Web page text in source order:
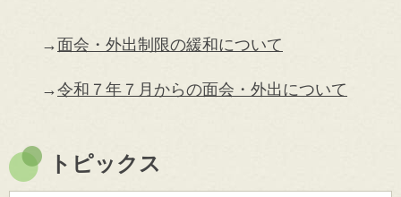
→ 面会・外出制限の緩和について
→令和７年７月からの面会・外出について
トピックス